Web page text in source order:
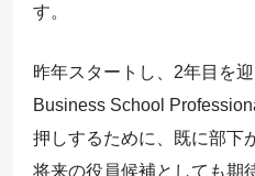
す。
昨年スタートし、2年目を
Business School
押しするために、既に部下
将来の役員候補としても期